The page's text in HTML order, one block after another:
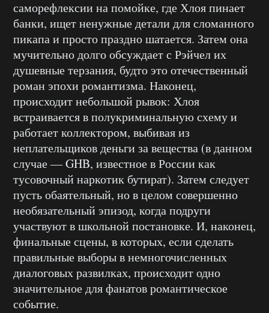
саморефлексии на помойке, где Хлоя пинает
банки, ищет ненужные детали для сломанного
пикапа и просто праздно шатается. Затем она
мучительно долго обсуждает с Рэйчел их
душевные терзания, будто это отечественный
роман эпохи романтизма. Наконец,
происходит небольшой рывок: Хлоя
встраивается в полукриминальную схему и
работает коллектором, выбивая из
неплательщиков деньги за вещества (в данном
случае — GHB, известное в России как
тусовочный наркотик бутират). Затем следует
пусть обаятельный, но в целом совершенно
необязательный эпизод, когда подруги
участвуют в школьной постановке. И, наконец,
финальные сцены, в которых, если сделать
правильные выборы в немногочисленных
диалоговых развилках, происходит одно
значительное для фанатов романтическое
событие.